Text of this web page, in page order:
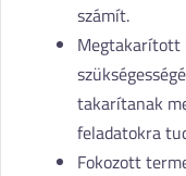
számít.
Megtakarított
takarítanak
feladatokra
Fokozott